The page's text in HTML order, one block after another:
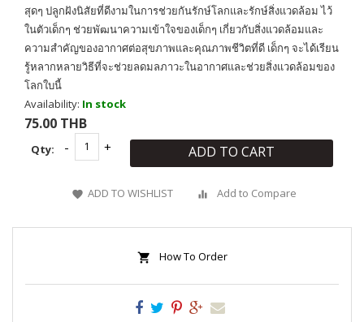
สุดๆ ปลูกฝังนิสัยที่ดีงามในการช่วยกันรักษ์โลกและรักษ์สิ่งแวดล้อม ไว้
ในตัวเด็กๆ ช่วยพัฒนาความเข้าใจของเด็กๆ เกี่ยวกับสิ่งแวดล้อมและ
ความสำคัญของอากาศต่อสุขภาพและคุณภาพชีวิตที่ดี เด็กๆ จะได้เรียน
รู้หลากหลายวิธีที่จะช่วยลดมลภาวะในอากาศและช่วยสิ่งแวดล้อมของ
โลกใบนี้
Availability: In stock
75.00 THB
Qty: ADD TO CART
ADD TO WISHLIST Add to Compare
How To Order